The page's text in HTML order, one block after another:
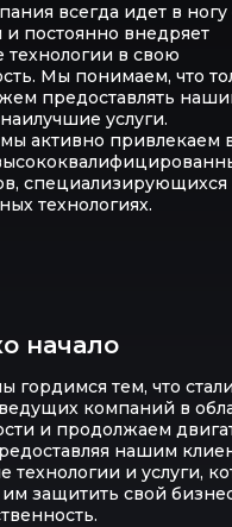
всегда идет в ногу
постоянно внедряет
в свою
Мы понимаем, что
предоставлять
услуги.
мы активно привлекаем
специализирующихся
технологиях.
начало
гордимся тем, что стали
компаний в
и продолжаем
нашим
технологии и услуги,
защитить свой